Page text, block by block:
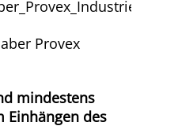
Provex
mindestens
Einhängen des